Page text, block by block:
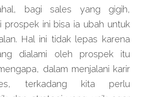
bagi sales yang gigih,
prospek ini bisa ia ubah untuk
Hal ini tidak lepas karena
dialami oleh prospek itu
dalam menjalani karir
terkadang kita perlu